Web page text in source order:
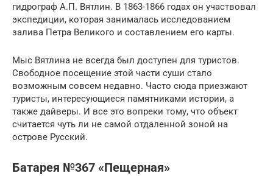
гидрограф А.П. Вятлин. В 1863-1866 годах он участвовал
экспедиции, которая занималась исследованием
залива Петра Великого и составлением его карты.
Мыс Вятлина не всегда был доступен для туристов.
Свободное посещение этой части суши стало
возможным совсем недавно. Часто сюда приезжают
туристы, интересующиеся памятниками истории, а
также дайверы. И все это вопреки тому, что объект
считается чуть ли не самой отдаленной зоной на
острове Русский.
Батарея №367 «Пещерная»